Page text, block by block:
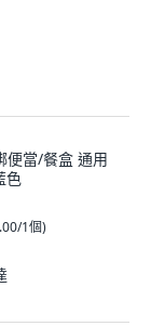
便當/餐盒 通用
色
1個)